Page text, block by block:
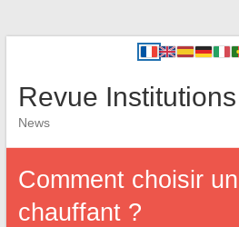
Revue Institutions
News
Comment choisir
chauffant ?